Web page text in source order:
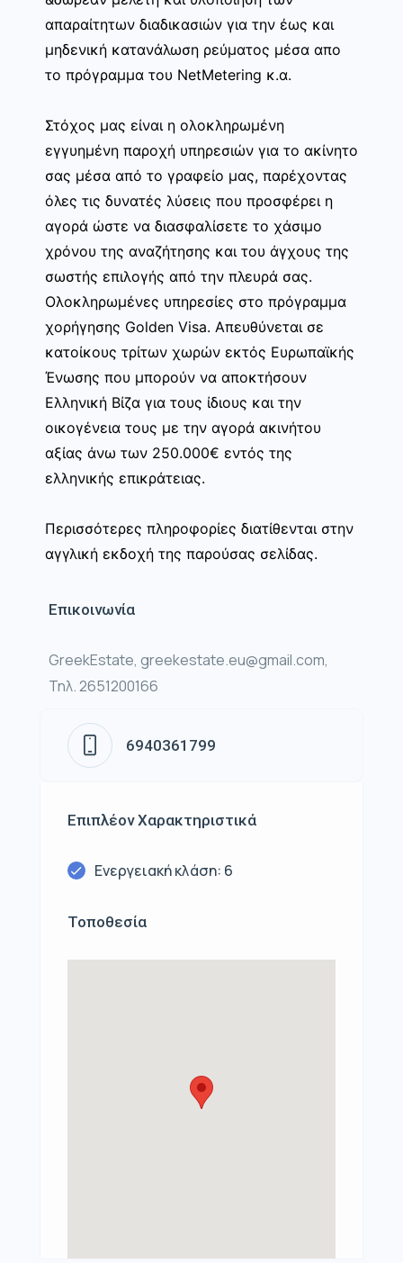
απαραίτητων διαδικασιών για την έως και
μηδενική κατανάλωση ρεύματος μέσα απο
το πρόγραμμα του NetMetering κ.α.
Στόχος μας είναι η ολοκληρωμένη
εγγυημένη παροχή υπηρεσιών για το ακίνητο
σας μέσα από το γραφείο μας, παρέχοντας
όλες τις δυνατές λύσεις που προσφέρει η
αγορά ώστε να διασφαλίσετε το χάσιμο
χρόνου της αναζήτησης και του άγχους της
σωστής επιλογής από την πλευρά σας.
Ολοκληρωμένες υπηρεσίες στο πρόγραμμα
χορήγησης Golden Visa. Απευθύνεται σε
κατοίκους τρίτων χωρών εκτός Ευρωπαϊκής
Ένωσης που μπορούν να αποκτήσουν
Ελληνική Βίζα για τους ίδιους και την
οικογένεια τους με την αγορά ακινήτου
αξίας άνω των 250.000€ εντός της
ελληνικής επικράτειας.
Περισσότερες πληροφορίες διατίθενται στην
αγγλική εκδοχή της παρούσας σελίδας.
Επικοινωνία
GreekEstate, greekestate.eu@gmail.com,
Τηλ. 2651200166
6940361799
Επιπλέον Χαρακτηριστικά
Ενεργειακή κλάση: 6
Τοποθεσία